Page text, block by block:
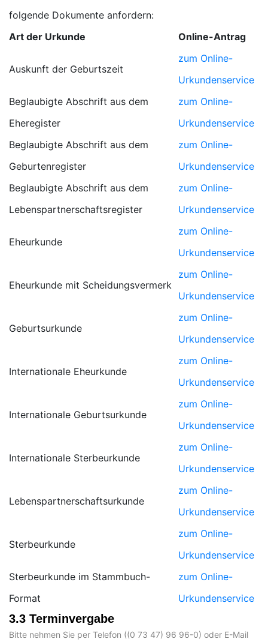
folgende Dokumente anfordern:
Art der Urkunde
Online-Antrag
Auskunft der Geburtszeit
zum Online-
Urkundenservice
Beglaubigte Abschrift aus dem
Eheregister
zum Online-
Urkundenservice
Beglaubigte Abschrift aus dem
Geburtenregister
zum Online-
Urkundenservice
Beglaubigte Abschrift aus dem
Lebenspartnerschaftsregister
zum Online-
Urkundenservice
Eheurkunde
zum Online-
Urkundenservice
Eheurkunde mit Scheidungsvermerk
zum Online-
Urkundenservice
Geburtsurkunde
zum Online-
Urkundenservice
Internationale Eheurkunde
zum Online-
Urkundenservice
Internationale Geburtsurkunde
zum Online-
Urkundenservice
Internationale Sterbeurkunde
zum Online-
Urkundenservice
Lebenspartnerschaftsurkunde
zum Online-
Urkundenservice
Sterbeurkunde
zum Online-
Urkundenservice
Sterbeurkunde im Stammbuch-
Format
zum Online-
Urkundenservice
3.3 Terminvergabe
Bitte nehmen Sie per Telefon (
) oder E-Mail